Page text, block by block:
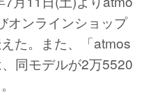
オンラインショップ
た。また、「atmos
同モデルが2万5520